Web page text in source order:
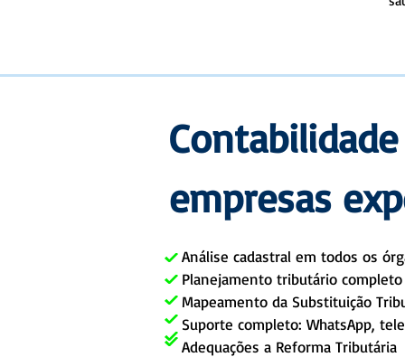
empresas
Análise cadastral em todos os
Planejamento tributário
Mapeamento da Substituição
Suporte completo: WhatsApp,
Adequações a Reforma Tributária